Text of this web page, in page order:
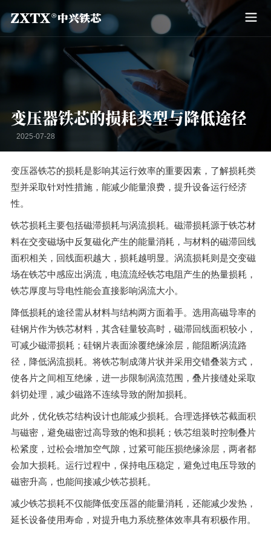
变压器铁芯的损耗类型与降低途径
2025-07-28
变压器铁芯的损耗是影响其运行效率的重要因素，了解损耗类
型并采取针对性措施，能减少能量浪费，提升设备运行经济
性。
铁芯损耗主要包括磁滞损耗与涡流损耗。磁滞损耗源于铁芯材
料在交变磁场中反复磁化产生的能量消耗，与材料的磁滞回线
面积相关，回线面积越大，损耗越明显。涡流损耗则是交变磁
场在铁芯中感应出涡流，电流流经铁芯电阻产生的热量损耗，
铁芯厚度与导电性能会直接影响涡流大小。
降低损耗的途径需从材料与结构两方面着手。选用高磁导率的
硅钢片作为铁芯材料，其含硅量较高时，磁滞回线面积较小，
可减少磁滞损耗；硅钢片表面涂覆绝缘涂层，能阻断涡流路
径，降低涡流损耗。将铁芯制成薄片状并采用交错叠装方式，
使各片之间相互绝缘，进一步限制涡流范围，叠片接缝处采取
斜切处理，减少磁路不连续导致的附加损耗。
此外，优化铁芯结构设计也能减少损耗。合理选择铁芯截面积
与磁密，避免磁密过高导致的饱和损耗；铁芯组装时控制叠片
松紧度，过松会增加空气隙，过紧可能压损绝缘涂层，两者都
会加大损耗。运行过程中，保持电压稳定，避免过电压导致的
磁密升高，也能间接减少铁芯损耗。
减少铁芯损耗不仅能降低变压器的能量消耗，还能减少发热，
延长设备使用寿命，对提升电力系统整体效率具有积极作用。